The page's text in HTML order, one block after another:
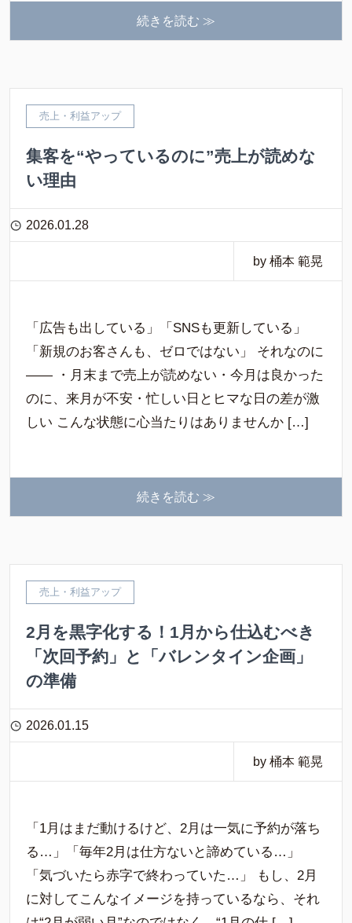
続きを読む ≫
売上・利益アップ
集客を“やっているのに”売上が読めな
い理由
2026.01.28
by 桶本 範晃
「広告も出している」「SNSも更新している」
「新規のお客さんも、ゼロではない」 それなのに
―― ・月末まで売上が読めない・今月は良かった
のに、来月が不安・忙しい日とヒマな日の差が激
しい こんな状態に心当たりはありませんか […]
続きを読む ≫
売上・利益アップ
2月を黒字化する！1月から仕込むべき
「次回予約」と「バレンタイン企画」
の準備
2026.01.15
by 桶本 範晃
「1月はまだ動けるけど、2月は一気に予約が落ち
る…」「毎年2月は仕方ないと諦めている…」
「気づいたら赤字で終わっていた…」 もし、2月
に対してこんなイメージを持っているなら、それ